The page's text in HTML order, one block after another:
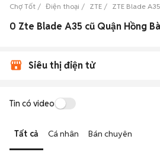
Chợ Tốt Điện thoại ZTE ZTE Blade A35
0 Zte Blade A35 cũ Quận Hồng
Siêu thị điện tử
Tin có video
Tất cả Cá nhân Bán chuyên